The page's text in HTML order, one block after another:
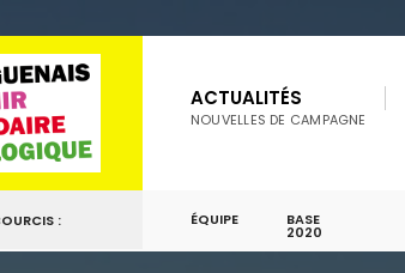
ACTUALITÉS
NOUVELLES DE CAMPAGNE
: ÉQUIPE BASE
2020